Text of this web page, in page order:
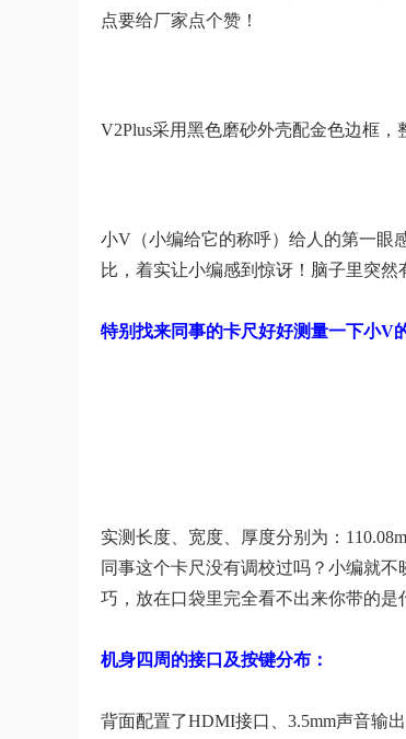
点要给厂家点个赞！
V2Plus采用黑色磨砂外壳配金色边框，
小V（小编给它的称呼）给人的第一眼
比，着实让小编感到惊讶！脑子里突
特别找来同事的卡尺好好测量一下小V
实测长度、宽度、厚度分别为：
同事这个卡尺没有调校过吗？小编就
巧，放在口袋里完全看不出来你带的是
机身四周的接口及按键分布：
背面配置了HDMI接口、3.5mm声音输